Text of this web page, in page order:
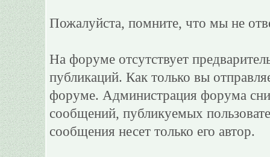
Пожалуйста, помните, что мы не
На форуме отсутствует
публикаций. Как только вы
форуме. Администрация форума
сообщений, публикуемых
сообщения несет только его автор.